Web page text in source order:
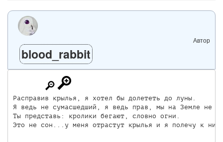
Автор
blood_rabbit
Расправив крылья, я хотел бы долететь до луны.
Я ведь не сумасшедший, я ведь прав, мы на Земле не
Ты представь: кролики бегают, словно огни.